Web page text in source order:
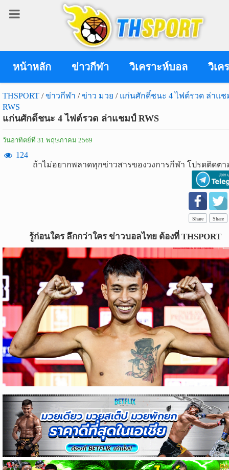
หน้าหลัก ข่าวกีฬา วิเคราะห์บอล วิเค
THSPORT / ข่าวกีฬา / ข่าว มวย / แก่นศักดิ์ชนะ 4 ไฟต์รวด ล่าแช
RWS
แก่นศักดิ์ชนะ 4 ไฟต์รวด ล่าแชมป์ RWS
วันอาทิตย์ที่ 31 พฤษภาคม 2569
124
ถ้าไม่อยากพลาดทุกข่าวสารของวงการกีฬา โปรดติดตา
Share Share
รู้ก่อนใคร ลึกกว่าใคร ข่าวบอลไทย ต้องที่ THSPORT
เข้า
เข้าสู่ระบบ
เข้าสู่ระบบด้วย facebook
สมัคร
สมาชิก
บอล
ไทย
ข่าว
ฟุตบอล
ต่าง
ประเทศ
ข่าว
NBA
ข่าว
NFL
คอ
ลัม
นิ
สต์